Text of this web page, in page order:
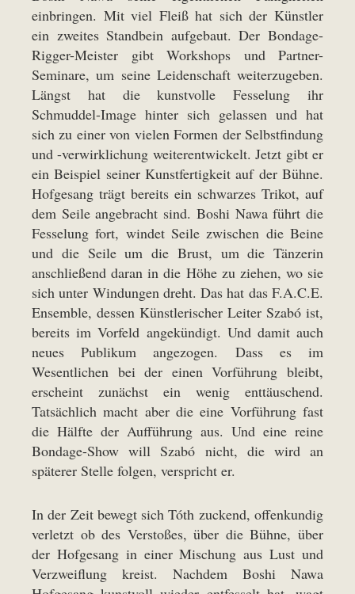
einbringen. Mit viel Fleiß hat sich der Künstler
ein zweites Standbein aufgebaut. Der Bondage-
Rigger-Meister gibt Workshops und Partner-
Seminare, um seine Leidenschaft weiterzugeben.
Längst hat die kunstvolle Fesselung ihr
Schmuddel-Image hinter sich gelassen und hat
sich zu einer von vielen Formen der Selbstfindung
und -verwirklichung weiterentwickelt. Jetzt gibt er
ein Beispiel seiner Kunstfertigkeit auf der Bühne.
Hofgesang trägt bereits ein schwarzes Trikot, auf
dem Seile angebracht sind. Boshi Nawa führt die
Fesselung fort, windet Seile zwischen die Beine
und die Seile um die Brust, um die Tänzerin
anschließend daran in die Höhe zu ziehen, wo sie
sich unter Windungen dreht. Das hat das F.A.C.E.
Ensemble, dessen Künstlerischer Leiter Szabó ist,
bereits im Vorfeld angekündigt. Und damit auch
neues Publikum angezogen. Dass es im
Wesentlichen bei der einen Vorführung bleibt,
erscheint zunächst ein wenig enttäuschend.
Tatsächlich macht aber die eine Vorführung fast
die Hälfte der Aufführung aus. Und eine reine
Bondage-Show will Szabó nicht, die wird an
späterer Stelle folgen, verspricht er.
In der Zeit bewegt sich Tóth zuckend, offenkundig
verletzt ob des Verstoßes, über die Bühne, über
der Hofgesang in einer Mischung aus Lust und
Verzweiflung kreist. Nachdem Boshi Nawa